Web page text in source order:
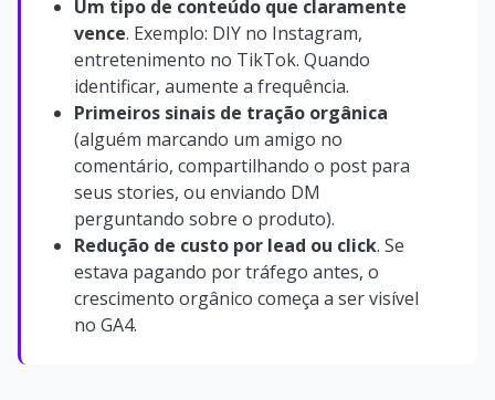
Um tipo de conteúdo que claramente
vence. Exemplo: DIY no Instagram,
entretenimento no TikTok. Quando
identificar, aumente a frequência.
Primeiros sinais de tração orgânica
(alguém marcando um amigo no
comentário, compartilhando o post para
seus stories, ou enviando DM
perguntando sobre o produto).
Redução de custo por lead ou click. Se
estava pagando por tráfego antes, o
crescimento orgânico começa a ser visível
no GA4.